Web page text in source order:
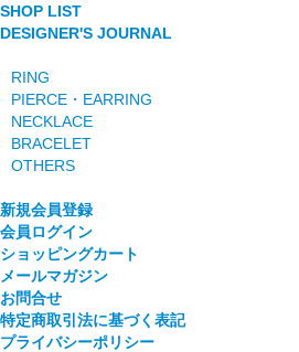
SHOP LIST
DESIGNER'S JOURNAL
RING
PIERCE・EARRING
NECKLACE
BRACELET
OTHERS
新規会員登録
会員ログイン
ショッピングカート
メールマガジン
お問合せ
特定商取引法に基づく表記
プライバシーポリシー